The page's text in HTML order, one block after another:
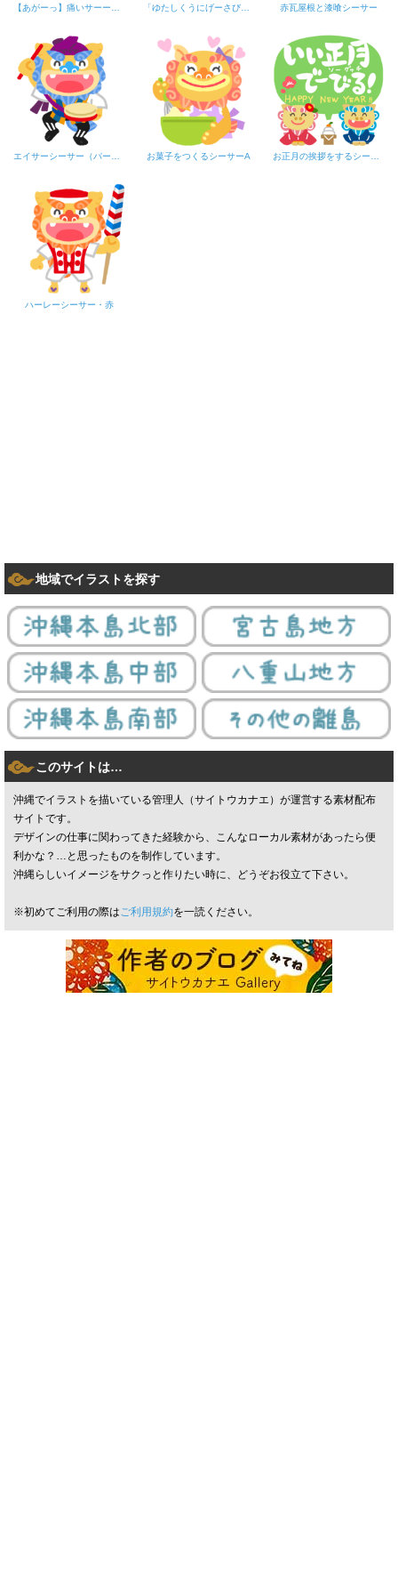
「ゆたしくうにげーさびら」シーサー（黒文字） 赤瓦屋根と漆喰シーサー
お菓子をつくるシーサーA
ハーレーシーサー・赤
地域でイラストを探す
このサイトは…
沖縄でイラストを描いている管理人（サイトウカナエ）が運営する素材配布
サイトです。
デザインの仕事に関わってきた経験から、こんなローカル素材があったら便
利かな？…と思ったものを制作しています。
沖縄らしいイメージをサクっと作りたい時に、どうぞお役立て下さい。
※初めてご利用の際はご利用規約を一読ください。